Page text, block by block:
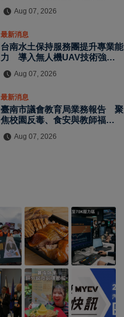
Aug 07, 2026
最新消息
台南水土保持服務團提升專業能
力 導入無人機UAV技術強化
Aug 07, 2026
最新消息
臺南市議會教育局業務報告 聚
焦校園反毒、食安與教師福利
Aug 07, 2026